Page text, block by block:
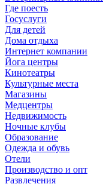
Где поесть
Госуслуги
Для детей
Дома отдыха
Интернет компании
Йога центры
Кинотеатры
Культурные места
Магазины
Медцентры
Недвижимость
Ночные клубы
Образование
Одежда и обувь
Отели
Производство и опт
Развлечения